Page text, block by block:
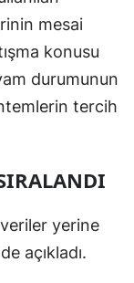
mesai
konusu
durumunun
tercih
yerine
açıkladı.